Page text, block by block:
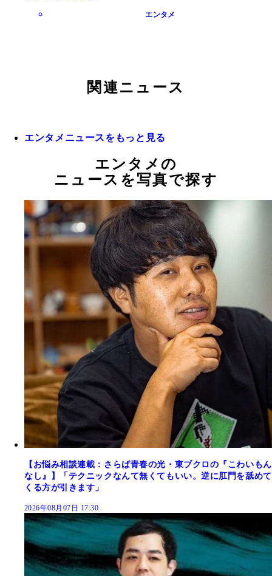
エンタメ
関連ニュース
エンタメニュースをもっと見る
エンタメの
ニュースを写真で探す
【お悩み相談連載：さらば青春の光・東ブクロの『こわいもん
なし』】「テクニックなんて無くてもいい。逆に肛門を舐めて
くる方が引きます」
2026年08月07日 17:30